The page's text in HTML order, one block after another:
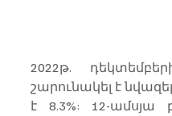
2022թ.
շարունակել է
է 8.3%: 12-